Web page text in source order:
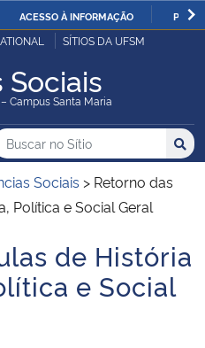
IR
O
ACESSO À INFORMAÇÃO
SÍTIOS DA UFSM
Sociais
Campus Santa Maria
Sítio no no Sítio
Sociais > Retorno das
Política e Social Geral
de História
e Social